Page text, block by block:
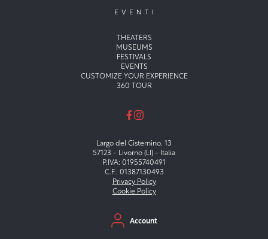
Menu principaleTHEATERS
MUSEUMS
FESTIVALS
EVENTS
CUSTOMIZE YOUR EXPERIENCE
360 TOUR
Largo del Cisternino, 13
57123 - Livorno (LI) - Italia
P.IVA: 01955740491
C.F.: 01387130493
Privacy Policy
Cookie Policy
Menu secondario
Account